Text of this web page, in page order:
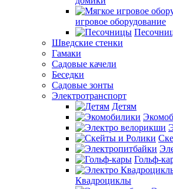
игровое оборудование
Шведские стенки
Гамаки
Садовые качели
Беседки
Садовые зонты
Электротранспорт
Детям
Гольф-
Квадроциклы